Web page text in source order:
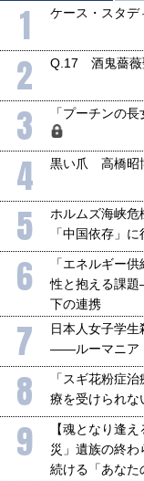
韓国にも理解してほし
1905年体制」における
全保障協力の意味
千々和泰明
2026年5月15日
1 ケース・スタデ
2 Q.17 酒鬼薔薇
3 「プーチンの
4 黒い爪 高橋昭
5
ホルムズ海峡危
「中国依存」
6
「エネルギー
性と抱える課
下の連携
7
日本人女子学
――ルーマニア
8
「スギ花粉症
療を受けられな
9
【魂となり逢
災」遺族の終わ
続ける「あなた